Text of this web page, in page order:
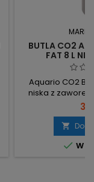
BUTLA CO2
FAT 8 L
Aquario CO2
niska z
CO2 stworzona
pojemności –
CO2. Wys. 56
dnem –
akwarium.

 W